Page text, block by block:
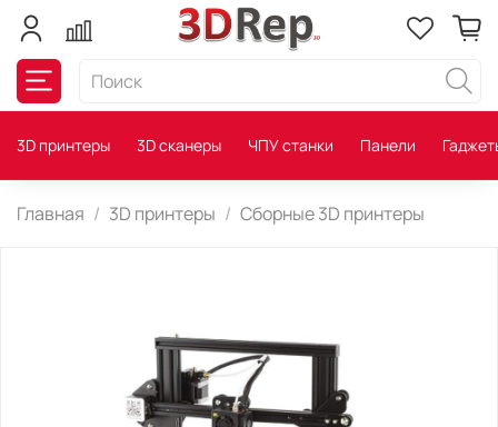
3D принтеры 3D сканеры ЧПУ станки Панели
Главная 3D принтеры Сборные 3D принтеры